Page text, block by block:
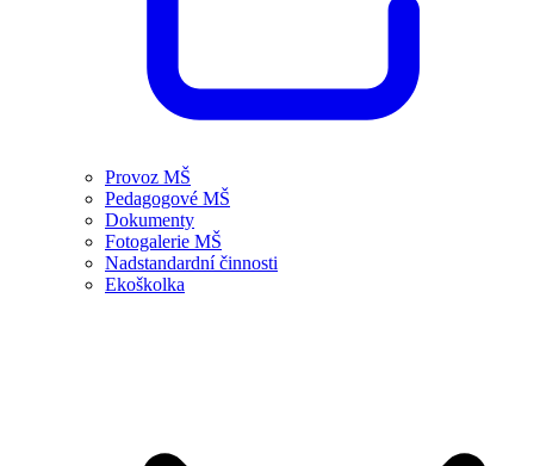
Provoz MŠ
Pedagogové MŠ
Dokumenty
Fotogalerie MŠ
Nadstandardní činnosti
Ekoškolka